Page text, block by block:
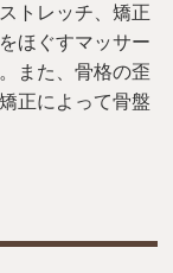
トレッチ、矯正
ほぐすマッサー
また、骨格の歪
正によって骨盤